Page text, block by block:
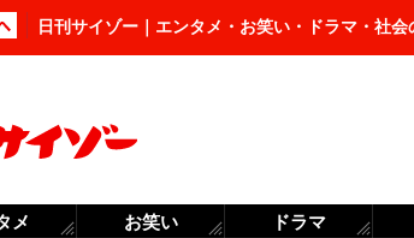
日刊サイゾー｜エンタメ・お笑い・ドラマ・社会
メ お笑い ドラマ